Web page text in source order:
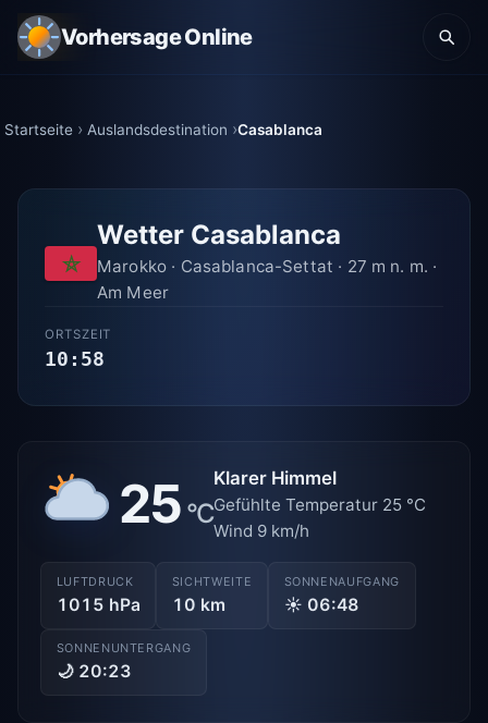
Vorhersage Online
Startseite Auslandsdestination Casablanca
Wetter Casablanca
Marokko · Casablanca-Settat · 27 m n. m. ·
Am Meer
ORTSZEIT
10:59
25 °C
Klarer Himmel
Gefühlte Temperatur 25 °C
Wind 9 km/h
LUFTDRUCK
1015 hPa
SICHTWEITE
10 km
SONNENAUFGANG
☀ 06:48
SONNENUNTERGANG
🌙 20:23